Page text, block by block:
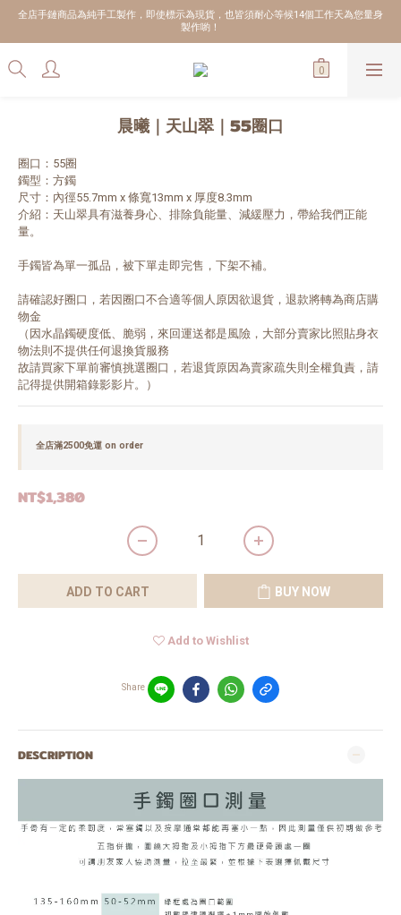
全店手鏈商品為純手工製作，即使標示為現貨，也皆須耐心等候14個工作天為您量身
製作喲！
晨曦｜天山翠｜55圈口
圈口：55圈
鐲型：方鐲
尺寸：內徑55.7mm x 條寬13mm x 厚度8.3mm
介紹：天山翠具有滋養身心、排除負能量、減緩壓力，帶給我們正能
量。
手鐲皆為單一孤品，被下單走即完售，下架不補。
請確認好圈口，若因圈口不合適等個人原因欲退貨，退款將轉為商店購
物金
（因水晶鐲硬度低、脆弱，來回運送都是風險，大部分賣家比照貼身衣
物法則不提供任何退換貨服務
故請買家下單前審慎挑選圈口，若退貨原因為賣家疏失則全權負責，請
記得提供開箱錄影影片。）
全店滿2500免運 on order
NT$1,380
ADD TO CART BUY NOW
Add to Wishlist
Share
DESCRIPTION